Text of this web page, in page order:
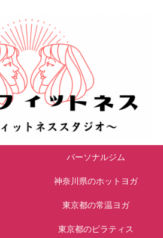
パーソナルジム
神奈川県のホットヨガ
東京都の常温ヨガ
東京都のピラティス